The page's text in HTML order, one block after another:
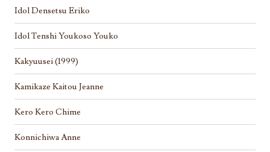
Idol Densetsu Eriko
Idol Tenshi Youkoso Youko
Kakyuusei (1999)
Kamikaze Kaitou Jeanne
Kero Kero Chime
Konnichiwa Anne